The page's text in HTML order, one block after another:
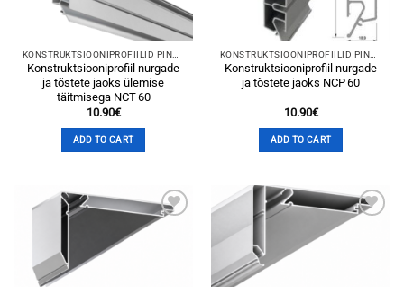
Konstruktsiooniprofiil nurgade
ja tõstete jaoks ülemise
täitmisega NCT 60
10.90€
ADD TO CART
Konstruktsiooniprofiil nurgade
ja tõstete jaoks NCP 60
10.90€
ADD TO CART